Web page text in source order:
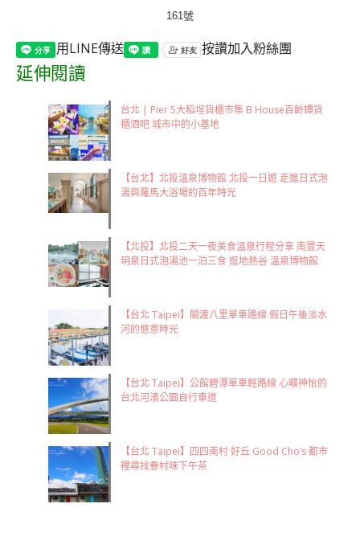
161號
用LINE傳送 按讚加入粉絲團
延伸閱讀
台北 | Pier 5大稻埕貨櫃市集 B House百齡罈貨
櫃酒吧 城市中的小基地
【台北】北投溫泉博物館 北投一日遊 走進日式泡
湯與羅馬大浴場的百年時光
【北投】北投二天一夜美食溫泉行程分享 南豐天
玥泉日式泡湯池一泊三食 逛地熱谷 溫泉博物館
【台北 Taipei】關渡八里單車路線 假日午後淡水
河的愜意時光
【台北 Taipei】公館碧潭單車輕路線 心曠神怡的
台北河濱公園自行車道
【台北 Taipei】四四南村 好丘 Good Cho’s 都市
裡尋找眷村味下午茶